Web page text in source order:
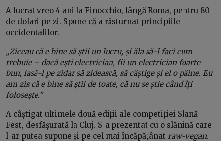
A lucrat vreo 4 ani la Finocchio, lângă Roma, pentru 80
de dolari pe zi. Spune că a răsturnat principiile
occidentalilor.
„Ziceau că e bine să știi un lucru, și ăla să-l faci cum
trebuie – dacă ești electrician, fii un electrician foarte
bun, lasă-l pe zidar să zidească, să câștige și el o pâine. Eu
am zis că e bine să știi de toate, că nu se știe când îți
folosește.”
A câștigat ultimele două ediții ale competiției Slană
Fest, desfășurată la Cluj. S-a prezentat cu o slănină care
l-ar putea supune și pe cel mai încăpățânat raw-vegan.